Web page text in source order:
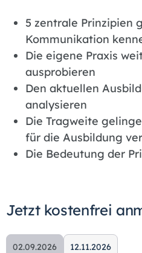
5 zentrale Prinzipien
Kommunikation
Die eigene Praxis
ausprobieren
Den aktuellen
analysieren
Die Tragweite
für die Ausbildung
Die Bedeutung der
Jetzt kostenfrei
02.09.2026 12.11.2026